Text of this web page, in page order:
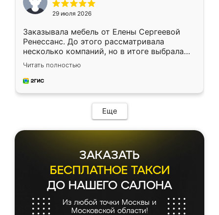
29 июля 2026
Заказывала мебель от Елены Сергеевой
Ренессанс. До этого рассматривала
несколько компаний, но в итоге выбрала
эту. Сначала обговорили условия, потом
приехал замерщик, всё спокойно объяснил
и снял размеры. Изготовили в срок, с
мебель сразу встала на свое место без
каких-либо доработок. Качеством осталась
довольна, все выглядит так, как и ожидала.
Читать полностью
Еще
ЗАКАЗАТЬ
БЕСПЛАТНОЕ ТАКСИ
ДО НАШЕГО САЛОНА
Из любой точки Москвы и
Московской области!